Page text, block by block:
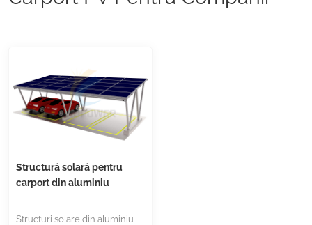
Structură solară pentru
carport din aluminiu
Structuri solare din aluminiu